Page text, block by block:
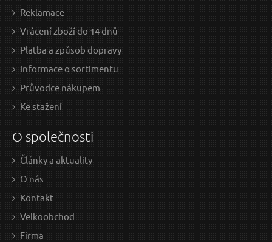
Reklamace
Vrácení zboží do 14 dnů
Platba a způsob dopravy
Informace o sortimentu
Průvodce nákupem
Ke stažení
O společnosti
Články a aktuality
O nás
Kontakt
Velkoobchod
Firma